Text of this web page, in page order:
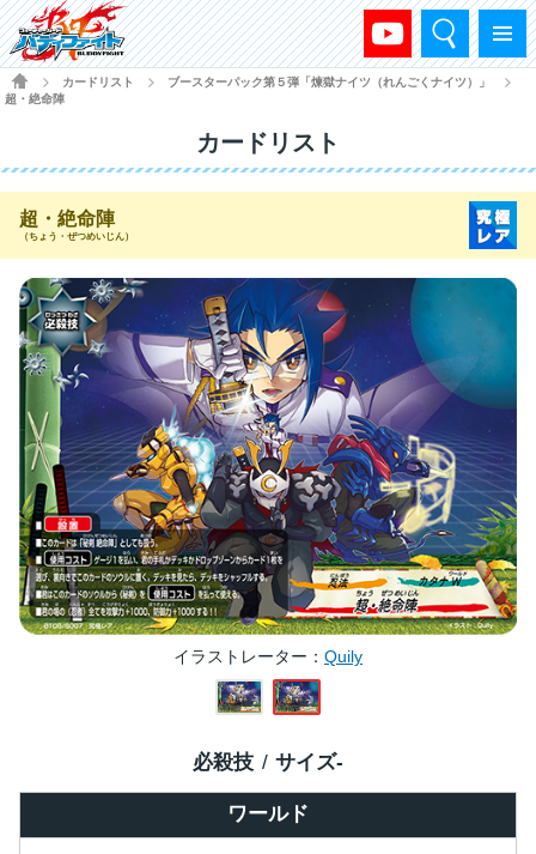
メニュー
検索
HOME
カードリスト ブースターパック第５弾「煉獄ナイツ（れんごくナイツ）」
超・絶命陣
カードリスト
超・絶命陣
（ちょう・ぜつめいじん）
イラストレーター Quily
ワールド
必殺技 サイズ-